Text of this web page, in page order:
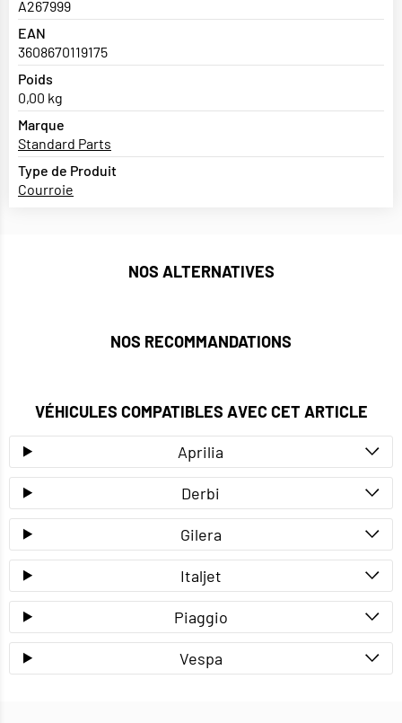
A267999
EAN
3608670119175
Poids
0,00 kg
Marque
Standard Parts
Type de Produit
Courroie
NOS ALTERNATIVES
NOS RECOMMANDATIONS
VÉHICULES COMPATIBLES AVEC CET ARTICLE
Aprilia
Derbi
Gilera
Italjet
Piaggio
Vespa